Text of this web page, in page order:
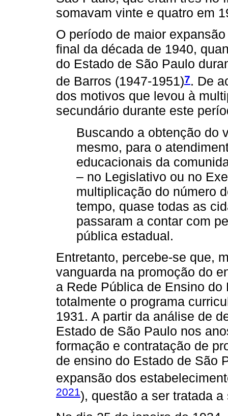
somavam vinte e quatro em
O período de maior
final da década de 1940,
do Estado de São Paulo
de Barros (1947-1951)7. De
dos motivos que levou à
secundário durante este
Buscando a obtenção do
mesmo, para o
educacionais da
– no Legislativo ou no
multiplicação do número
tempo, quase todas as
passaram a contar com
pública estadual.
Entretanto, percebe-se que,
vanguarda na promoção do
a Rede Pública de Ensino
totalmente o programa
1931. A partir da análise de
Estado de São Paulo nos
formação e contratação de
de ensino do Estado de São
expansão dos
2021), questão a ser tratada a